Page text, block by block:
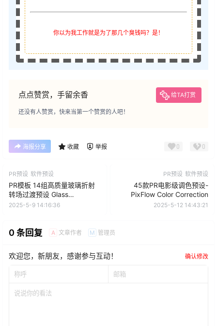
你以为我工作就是为了那几个臭钱吗？是！
点点赞赏，手留余香 给TA打赏
还没有人赞赏，快来当第一个赞赏的人吧！
海报分享 收藏 举报 0 0
PR预设 软件预设
PR模板 14组高质量玻璃折射
转场过渡预设 Glass
Transitions Pack
2025-5-9 14:16:36
PR预设 软件预设
45款PR电影级调色预设-
PixFlow Color Correction
2025-5-12 14:43:21
0 条回复 A 文章作者 M 管理员
欢迎您，新朋友，感谢参与互动！ 确认修改